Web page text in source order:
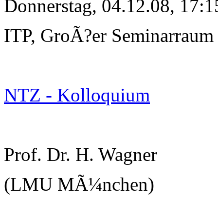
Donnerstag, 04.12.08,
ITP, GroÃ?er Seminarraum
NTZ - Kolloquium
Prof. Dr. H. Wagner
(LMU MÃ¼nchen)